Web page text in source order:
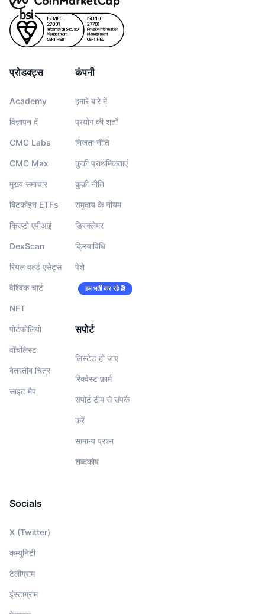
प्रोडक्ट्स
Academy
विज्ञापन दें
CMC Labs
CMC Max
मुख्य समाचार
बिटकॉइन ETFs
क्रिप्टो एपीआई
DexScan
रियल वर्ल्ड एसेट्स
वैश्विक चार्ट
NFT
पोर्टफोलियो
वॉचलिस्‍ट
बेतरतीब चित्र
साइट मैप
कंपनी
हमारे बारे में
प्रयोग की शर्तों
निजता नीति
कुकी प्राथमिकताएं
कुकी नीति
समुदाय के नीयम
डिस्क्लेमर
क्रियाविधि
पेशे
हम भर्ती कर रहे हैं!
सपोर्ट
लिस्टेड हो जाएं
रिक्वेस्ट फ़ार्म
सपोर्ट टीम से संपर्क
करें
सामान्य प्रश्न
शब्दकोष
Socials
X (Twitter)
कम्युनिटी
टेलीग्राम
इंस्टाग्राम